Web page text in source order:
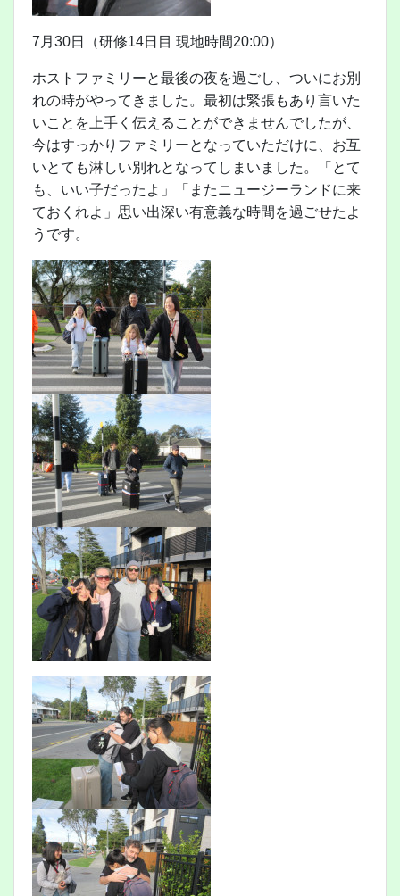
7月30日（研修14日目 現地時間20:00）
ホストファミリーと最後の夜を過ごし、ついにお別
れの時がやってきました。最初は緊張もあり言いた
いことを上手く伝えることができませんでしたが、
今はすっかりファミリーとなっていただけに、お互
いとても淋しい別れとなってしまいました。「とて
も、いい子だったよ」「またニュージーランドに来
ておくれよ」思い出深い有意義な時間を過ごせたよ
うです。